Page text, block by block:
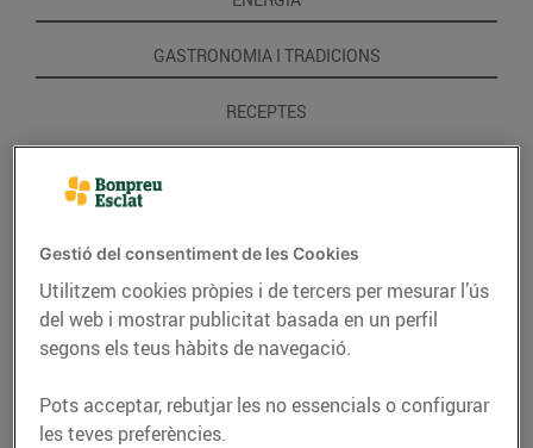
GASTRONOMIA I TRADICIONS
RECEPTES
Gestió del consentiment de les Cookies
Utilitzem cookies pròpies i de tercers per mesurar l’ús
del web i mostrar publicitat basada en un perfil
segons els teus hàbits de navegació.
Pots acceptar, rebutjar les no essencials o configurar
les teves preferències.